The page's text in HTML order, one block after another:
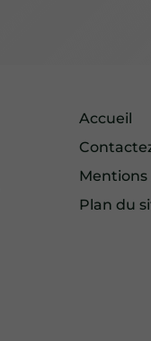
Accueil
Mentions
Plan du